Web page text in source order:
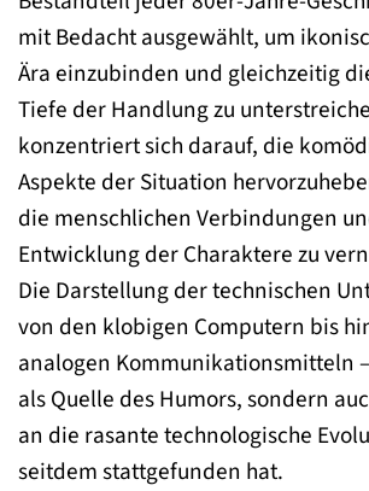
mit Bedacht ausgewählt, um
Ära einzubinden und gleichzeitig
Tiefe der Handlung zu
konzentriert sich darauf, die
Aspekte der Situation
die menschlichen Verbindungen
Entwicklung der Charaktere zu
Die Darstellung der technischen
von den klobigen Computern bis
analogen Kommunikationsmitteln
als Quelle des Humors, sondern
an die rasante technologische
seitdem stattgefunden hat.